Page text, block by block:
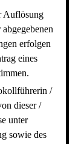
Auflösung
erfolgen
eines
/
dieser /
unter
sowie des